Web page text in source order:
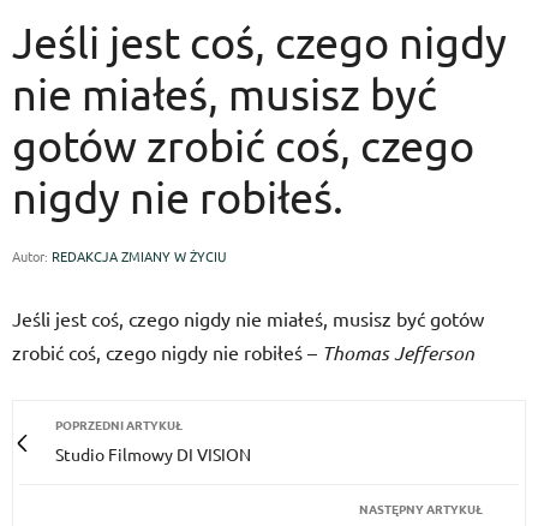
Jeśli jest coś, czego nigdy
nie miałeś, musisz być
gotów zrobić coś, czego
nigdy nie robiłeś.
Autor: REDAKCJA ZMIANY W ŻYCIU
Jeśli jest coś, czego nigdy nie miałeś, musisz być gotów
zrobić coś, czego nigdy nie robiłeś – Thomas Jefferson
POPRZEDNI ARTYKUŁ
Studio Filmowy DI VISION
NASTĘPNY ARTYKUŁ